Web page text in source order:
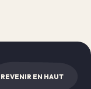
REVENIR EN HAUT